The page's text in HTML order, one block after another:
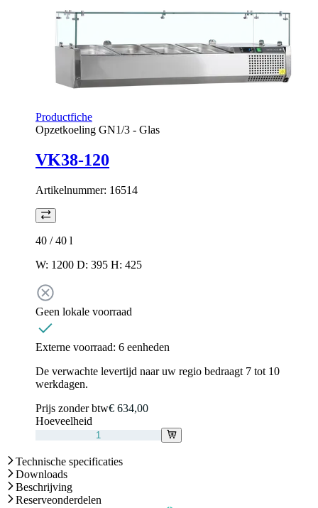
Productfiche
Opzetkoeling GN1/3 - Glas
VK38-120
Artikelnummer: 16514
40 / 40 l
W: 1200 D: 395 H: 425
Geen lokale voorraad
Externe voorraad: 6 eenheden
De verwachte levertijd naar uw regio bedraagt 7 tot 10
werkdagen.
Prijs zonder btw€ 634,00
Hoeveelheid
Technische specificaties
Downloads
Beschrijving
Reserveonderdelen